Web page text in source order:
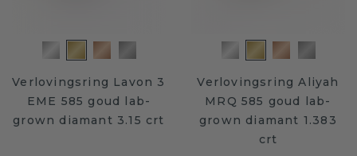
Verlovingsring Lavon 3
EME 585 goud lab-
grown diamant 3.15 crt
Verlovingsring Aliyah
MRQ 585 goud lab-
grown diamant 1.383
crt